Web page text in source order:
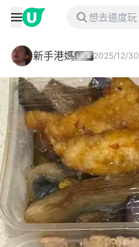
新手港媽 2025/12/30